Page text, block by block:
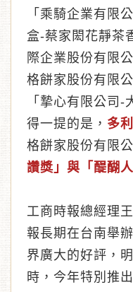
「乘騎企業有限
盒-蔡家閎花靜茶
際企業股份有限
格餅家股份有限
「摯心有限公司
得一提的是， 多
格餅家股份有限
讚獎」與「醍醐人
工商時報總經理
報長期在台南舉
界廣大的好評，
時，今年特別推